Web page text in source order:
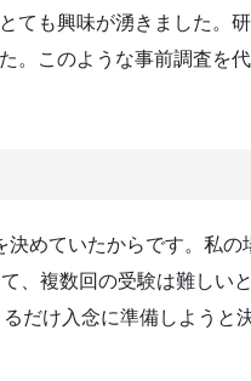
ても興味が湧きました。
。このような事前調査を
めていたからです。私の
、複数回の受験は難しい
だけ入念に準備しようと